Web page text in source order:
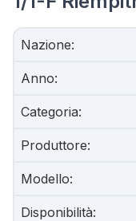
Nazione:
Anno:
Categoria:
Produttore:
Modello:
Disponibilità: